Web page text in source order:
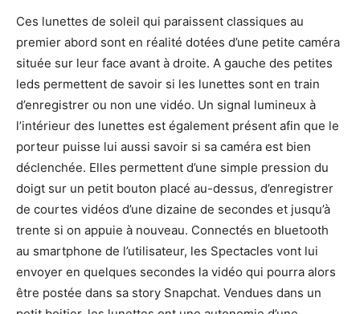
Ces lunettes de soleil qui paraissent classiques au
premier abord sont en réalité dotées d’une petite caméra
située sur leur face avant à droite. A gauche des petites
leds permettent de savoir si les lunettes sont en train
d’enregistrer ou non une vidéo. Un signal lumineux à
l’intérieur des lunettes est également présent afin que le
porteur puisse lui aussi savoir si sa caméra est bien
déclenchée. Elles permettent d’une simple pression du
doigt sur un petit bouton placé au-dessus, d’enregistrer
de courtes vidéos d’une dizaine de secondes et jusqu’à
trente si on appuie à nouveau. Connectés en bluetooth
au smartphone de l’utilisateur, les Spectacles vont lui
envoyer en quelques secondes la vidéo qui pourra alors
être postée dans sa story Snapchat. Vendues dans un